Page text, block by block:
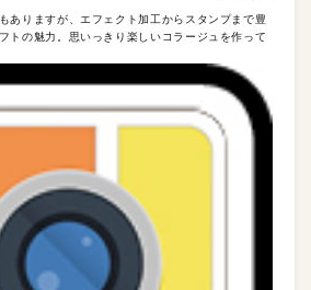
ありますが、エフェクト加工からスタンプまで豊
トの魅力。思いっきり楽しいコラージュを作って